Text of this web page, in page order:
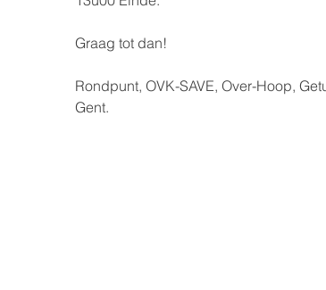
Graag tot dan!
Rondpunt, OVK-SAVE, Over-Hoop,
Gent.